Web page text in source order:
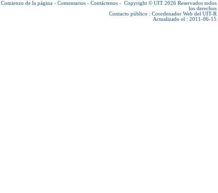
Comienzo de la página - Comentarios - Contáctenos - Copyright © UIT 2026 Reservados todos
los derechos
Contacto público : Coordenador Web del UIT-R
Actualizado el : 2011-06-15